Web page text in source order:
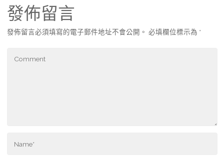
發佈留言
發佈留言必須填寫的電子郵件地址不會公開。 必填欄位標示為 *